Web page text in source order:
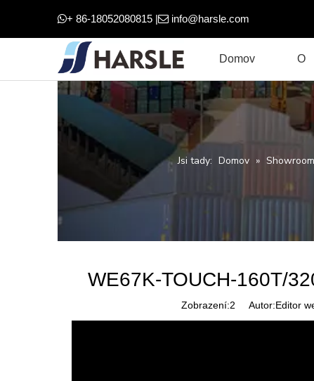
+ 86-18052080815 | info@harsle.com
Domov O
Jsi tady: Domov » Showroom
WE67K-TOUCH-160T/
Zobrazení:2 Autor:Editor